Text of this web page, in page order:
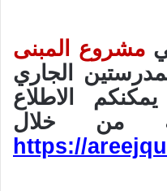
مشروع المبنى
الجاري
الاطلاع
من خلال
https://